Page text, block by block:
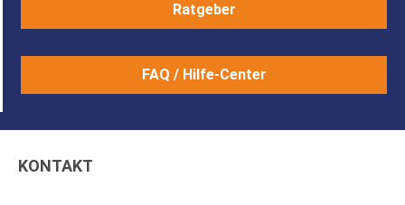
Ratgeber
FAQ / Hilfe-Center
KONTAKT